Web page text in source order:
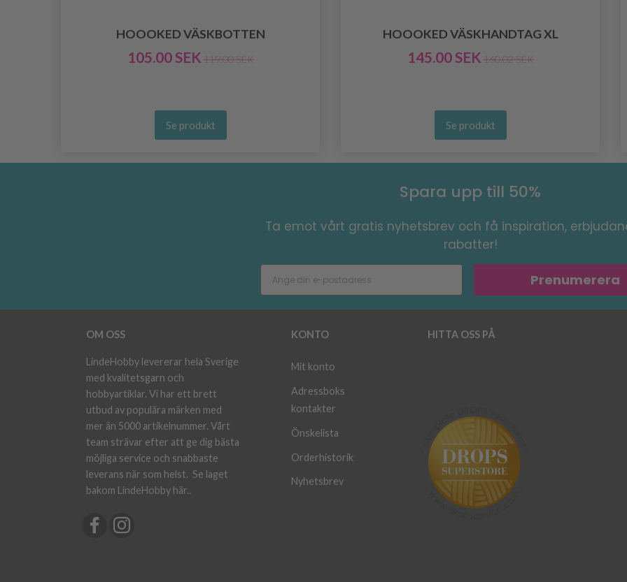
HOOOKED VÄSKBOTTEN
105.00 SEK 119.00 SEK
Se produkt
HOOOKED VÄSKHANDTAG XL
145.00 SEK 160.02 SEK
Se produkt
Spara upp till 50%
Ta emot vårt gratis nyhetsbrev och få inspiration,
rabatter!
Prenumerera
OM OSS
LindeHobby levererar hela Sverige
med kvalitetsgarn och
hobbyartiklar. Vi har ett brett
utbud av populära märken med
mer än 5000 artikelnummer. Vårt
team strävar efter att ge dig bästa
möjliga service och snabbaste
leverans när som helst. Se laget
bakom LindeHobby här..
KONTO
Mit konto
Adressboks
kontakter
Önskelista
Orderhistorik
Nyhetsbrev
HITTA OSS PÅ